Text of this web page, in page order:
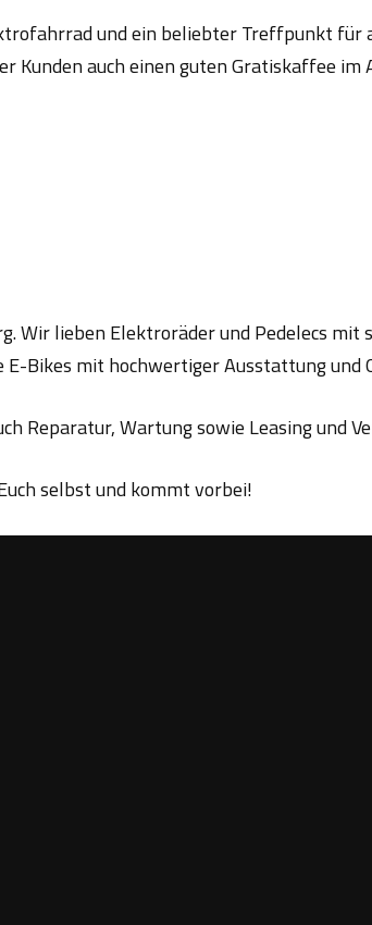
und ein beliebter Treffpunkt für
auch einen guten Gratiskaffee
Wir lieben Elektroräder und Pedelecs
Bikes mit hochwertiger Ausstattung und
Reparatur, Wartung sowie Leasing und
selbst und kommt vorbei!